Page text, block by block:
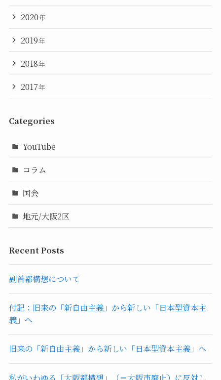
2020年
2019年
2018年
2017年
Categories
YouTube
コラム
国会
地元/大阪2区
Recent Posts
副首都構想について
付記：旧来の「新自由主義」から新しい「日本型資本主
義」へ
旧来の「新自由主義」から新しい「日本型資本主義」へ
私がいわゆる「大阪都構想」（＝大阪市廃止）に反対し